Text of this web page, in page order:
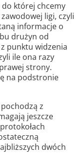
której chcemy
ligi, czyli
informacje o
drużyn od
punktu widzenia
ile ona razy
strony.
na podstronie
z
jeszcze
dwóch